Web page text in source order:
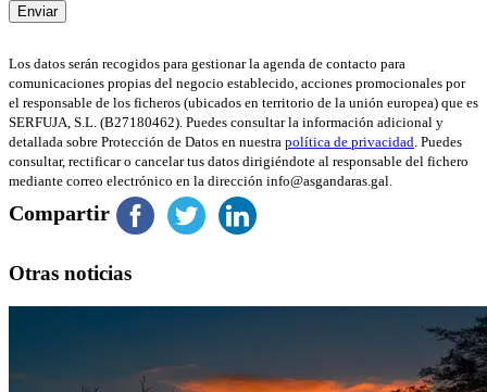
Los datos serán recogidos para gestionar la agenda de contacto para
comunicaciones propias del negocio establecido, acciones promocionales por
el responsable de los ficheros (ubicados en territorio de la unión europea) que es
SERFUJA, S.L. (B27180462). Puedes consultar la información adicional y
detallada sobre Protección de Datos en nuestra política de privacidad. Puedes
consultar, rectificar o cancelar tus datos dirigiéndote al responsable del fichero
mediante correo electrónico en la dirección info@asgandaras.gal.
Compartir
Otras noticias